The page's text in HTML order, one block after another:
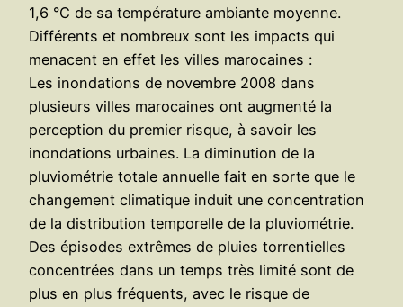
1,6 °C de sa température ambiante moyenne.
Différents et nombreux sont les impacts qui
menacent en effet les villes marocaines :
Les inondations de novembre 2008 dans
plusieurs villes marocaines ont augmenté la
perception du premier risque, à savoir les
inondations urbaines. La diminution de la
pluviométrie totale annuelle fait en sorte que le
changement climatique induit une concentration
de la distribution temporelle de la pluviométrie.
Des épisodes extrêmes de pluies torrentielles
concentrées dans un temps très limité sont de
plus en plus fréquents, avec le risque de